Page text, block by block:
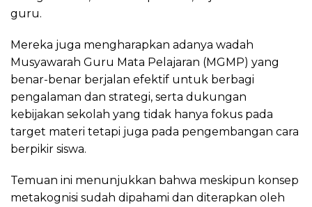
guru.
Mereka juga mengharapkan adanya wadah
Musyawarah Guru Mata Pelajaran (MGMP) yang
benar-benar berjalan efektif untuk berbagi
pengalaman dan strategi, serta dukungan
kebijakan sekolah yang tidak hanya fokus pada
target materi tetapi juga pada pengembangan cara
berpikir siswa.
Temuan ini menunjukkan bahwa meskipun konsep
metakognisi sudah dipahami dan diterapkan oleh